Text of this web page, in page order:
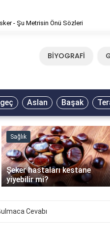
- Şu Metrisin Önü Sözleri
BİYOGRAFİ
Aslan Başak
Sağlık
Şeker hastaları kestane
yiyebilir mi?
Cevabı